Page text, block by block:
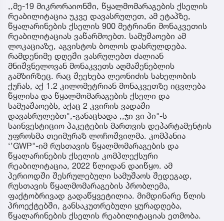
,,მე-19 მიკრორაიონში, წყალმომარაგების ქსელის
რეაბილიტაცია უკვე დავასრულეთ, ამ ეტაპზე,
წყალარინების ქსელის 900 მეტრიანი მონაკვეთის
რეაბილიტაციას ვაწარმოებთ. სამუშაოები ამ
ლოკაციაზე, აგვისტოს ბოლოს დასრულდება.
რამდენიმე დღეში ვასრულებთ ძალიან
მნიშვნელოვან მონაკვეთს აღმაშენებლის
გამზირზეც. რაც შეეხება ლეონიძის სახელობის
ქუჩას, აქ 1.2 კილომეტრიან მონაკვეთზე იცვლება
წყლისა და წყალმომარაგების ქსელი და
სამუაშაოებს, აქაც 2 კვირის ვადაში
დავასრულებთ",-განაცხადა ,,ჯი ვი პი"-ს
საინვესტიციო პაკეტების მართვის დეპარტამენტის
უფროსმა თეიმურაზ ლოჩოშვილმა. კომპანია
‘’GWP"-იმ რუსთავის წყალმომარაგების და
წყალარინების ქსელის კომპლექსური
რეაბილიტაცია, 2022 წლიდან დაიწყო. ამ
პერიოდში შესრულებული სამუშაოს შედეგად,
რუსთავის წყალმომარაგების პრობლემა,
ფაქტობრივად გადაწყვეტილია. მიმდინარე წლის
პროექტებში, განსაკუთრებული ყურადღება,
წყალარინების ქსელის რეაბილიტაციას ეთმობა.